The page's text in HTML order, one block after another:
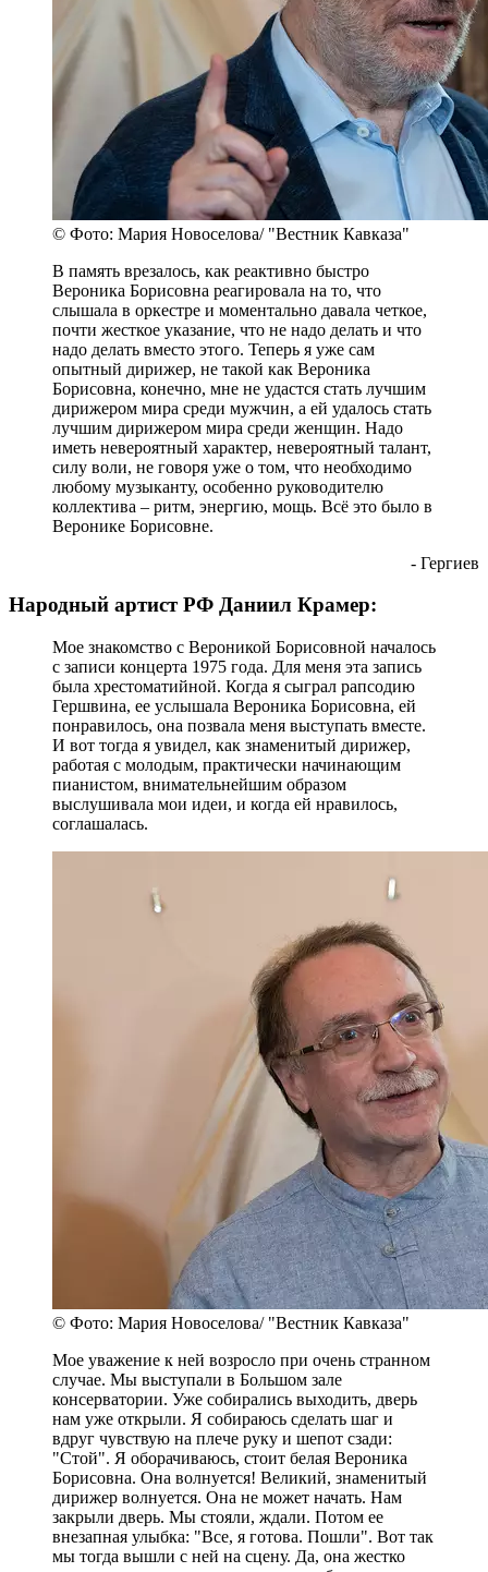
© Фото: Мария Новоселова/ "Вестник Кавказа"
В память врезалось, как реактивно быстро
Вероника Борисовна реагировала на то, что
слышала в оркестре и моментально давала четкое,
почти жесткое указание, что не надо делать и что
надо делать вместо этого. Теперь я уже сам
опытный дирижер, не такой как Вероника
Борисовна, конечно, мне не удастся стать лучшим
дирижером мира среди мужчин, а ей удалось стать
лучшим дирижером мира среди женщин. Надо
иметь невероятный характер, невероятный талант,
силу воли, не говоря уже о том, что необходимо
любому музыканту, особенно руководителю
коллектива – ритм, энергию, мощь. Всё это было в
Веронике Борисовне.
- Гергиев
Народный артист РФ Даниил Крамер:
Мое знакомство с Вероникой Борисовной началось
с записи концерта 1975 года. Для меня эта запись
была хрестоматийной. Когда я сыграл рапсодию
Гершвина, ее услышала Вероника Борисовна, ей
понравилось, она позвала меня выступать вместе.
И вот тогда я увидел, как знаменитый дирижер,
работая с молодым, практически начинающим
пианистом, внимательнейшим образом
выслушивала мои идеи, и когда ей нравилось,
соглашалась.
© Фото: Мария Новоселова/ "Вестник Кавказа"
Мое уважение к ней возросло при очень странном
случае. Мы выступали в Большом зале
консерватории. Уже собирались выходить, дверь
нам уже открыли. Я собираюсь сделать шаг и
вдруг чувствую на плече руку и шепот сзади:
"Стой". Я оборачиваюсь, стоит белая Вероника
Борисовна. Она волнуется! Великий, знаменитый
дирижер волнуется. Она не может начать. Нам
закрыли дверь. Мы стояли, ждали. Потом ее
внезапная улыбка: "Все, я готова. Пошли". Вот так
мы тогда вышли с ней на сцену. Да, она жестко